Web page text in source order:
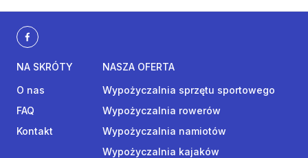
NA SKRÓTY
O nas
FAQ
Kontakt
NASZA OFERTA
Wypożyczalnia sprzętu sportowego
Wypożyczalnia rowerów
Wypożyczalnia namiotów
Wypożyczalnia kajaków